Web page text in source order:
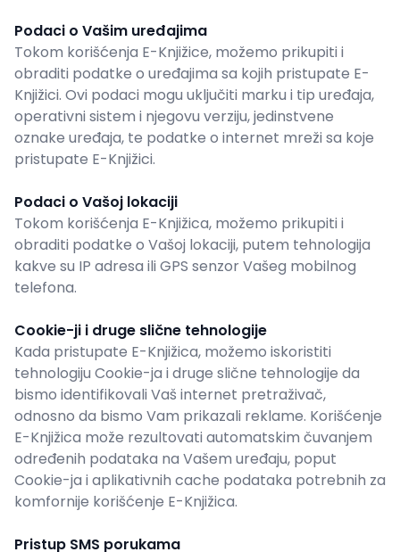
Podaci o Vašim uređajima
Tokom korišćenja E-Knjižice, možemo prikupiti i
obraditi podatke o uređajima sa kojih pristupate E-
Knjižici. Ovi podaci mogu uključiti marku i tip uređaja,
operativni sistem i njegovu verziju, jedinstvene
oznake uređaja, te podatke o internet mreži sa koje
pristupate E-Knjižici.
Podaci o Vašoj lokaciji
Tokom korišćenja E-Knjižica, možemo prikupiti i
obraditi podatke o Vašoj lokaciji, putem tehnologija
kakve su IP adresa ili GPS senzor Vašeg mobilnog
telefona.
Cookie-ji i druge slične tehnologije
Kada pristupate E-Knjižica, možemo iskoristiti
tehnologiju Cookie-ja i druge slične tehnologije da
bismo identifikovali Vaš internet pretraživač,
odnosno da bismo Vam prikazali reklame. Korišćenje
E-Knjižica može rezultovati automatskim čuvanjem
određenih podataka na Vašem uređaju, poput
Cookie-ja i aplikativnih cache podataka potrebnih za
komfornije korišćenje E-Knjižica.
Pristup SMS porukama